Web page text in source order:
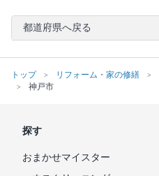
都道府県へ戻る
トップ リフォーム・家の修繕
神戸市
探す
おまかせマイスター